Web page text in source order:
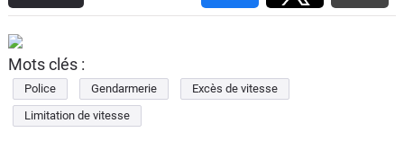
Mots clés :
Police Gendarmerie
Excès de vitesse
Limitation de vitesse